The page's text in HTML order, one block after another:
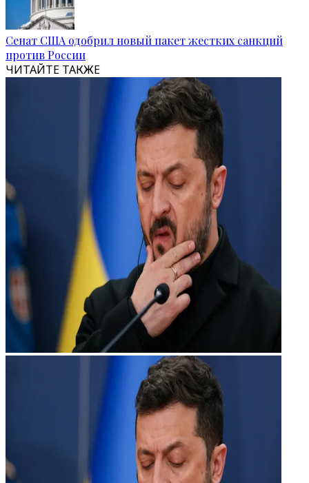
Сенат США одобрил новый пакет жестких санкций
против России
ЧИТАЙТЕ ТАКЖЕ